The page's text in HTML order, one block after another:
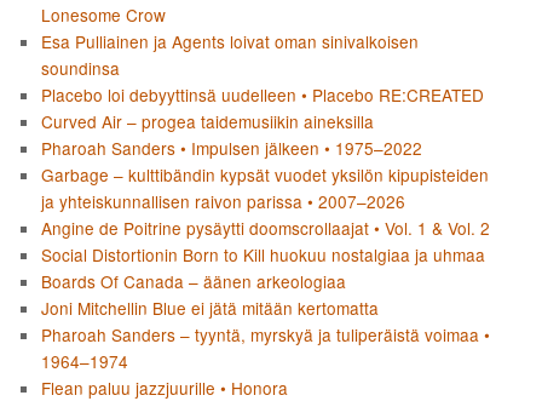
Lonesome Crow
Esa Pulliainen ja Agents loivat oman sinivalkoisen
soundinsa
Placebo loi debyyttinsä uudelleen • Placebo RE:CREATED
Curved Air – progea taidemusiikin aineksilla
Pharoah Sanders • Impulsen jälkeen • 1975–2022
Garbage – kulttibändin kypsät vuodet yksilön kipupisteiden
ja yhteiskunnallisen raivon parissa • 2007–2026
Angine de Poitrine pysäytti doomscrollaajat • Vol. 1 & Vol. 2
Social Distortionin Born to Kill huokuu nostalgiaa ja uhmaa
Boards Of Canada – äänen arkeologiaa
Joni Mitchellin Blue ei jätä mitään kertomatta
Pharoah Sanders – tyyntä, myrskyä ja tuliperäistä voimaa •
1964–1974
Flean paluu jazzjuurille • Honora